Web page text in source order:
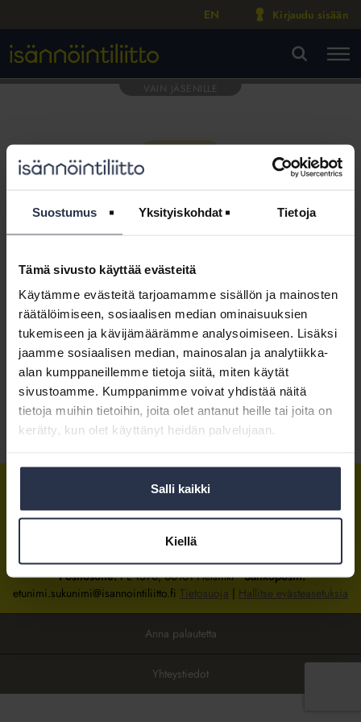
Suostumus Yksityiskohdat Tietoja
Tämä sivusto käyttää evästeitä
Käytämme evästeitä tarjoamamme sisällön ja mainosten
räätälöimiseen, sosiaalisen median ominaisuuksien
tukemiseen ja kävijämäärämme analysoimiseen. Lisäksi
jaamme sosiaalisen median, mainosalan ja analytiikka-
alan kumppaneillemme tietoja siitä, miten käytät
sivustoamme. Kumppanimme voivat yhdistää näitä
tietoja muihin tietoihin, joita olet antanut heille tai joita on
kerätty, kun olet käyttänyt heidän palvelujaan.
Salli kaikki
Kiellä
EN Kirjaudu sisään
Tämä osio on rajattu
Isännöintiliiton jäsenyritysten
henkilökunnalle
Kirjaudu sisään
Tietoa jäsenyydestä
IsännöintiliittoIsännöintiliittoIsännöintiliitto
Isännöintiliiton toimistosijaitsee Hakaniemessä Helsingissä.
Postiosoite:PL 1370, 00101 HelsinkiSähköpostit:
etunimi.sukunimi@isannointiliitto.fi Tietosuoja | Hallitse evästeasetuksia
Anna palautetta
Yhteystiedot